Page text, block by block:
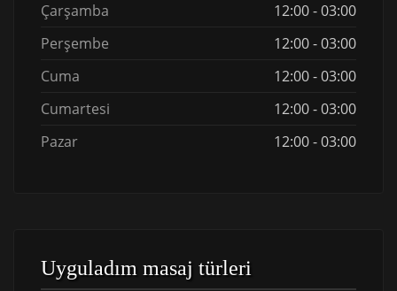
Çarşamba
12:00 - 03:00
Perşembe
12:00 - 03:00
Cuma
12:00 - 03:00
Cumartesi
12:00 - 03:00
Pazar
12:00 - 03:00
Uyguladım masaj türleri